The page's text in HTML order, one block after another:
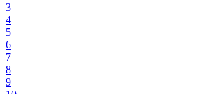
3
4
5
6
7
8
9